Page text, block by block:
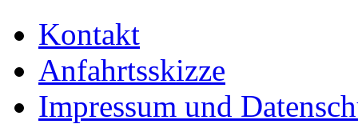
Kontakt
Anfahrtsskizze
Impressum und